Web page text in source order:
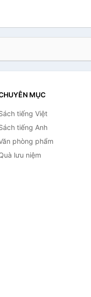
MỤC
tiếng Việt
tiếng Anh
phòng phẩm
lưu niệm